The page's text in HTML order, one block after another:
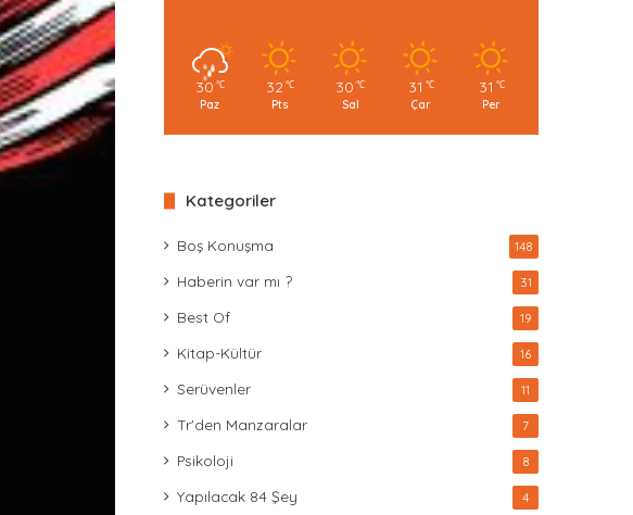
30 ℃
Paz
32 ℃
Pts
30 ℃
Sal
31 ℃
Çar
31 ℃
Per
Kategoriler
Boş Konuşma 148
Haberin var mı ? 31
Best Of 19
Kitap-Kültür 16
Serüvenler 11
Tr'den Manzaralar 7
Psikoloji 8
Yapılacak 84 Şey 4